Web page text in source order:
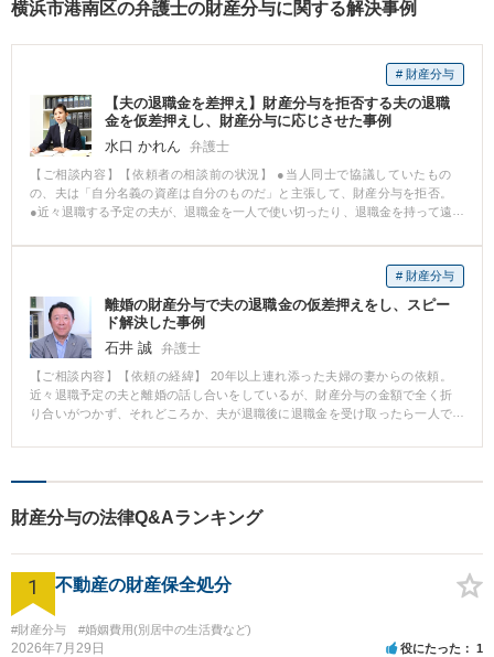
横浜市港南区の弁護士の財産分与に関する解決事例
# 財産分与
【夫の退職金を差押え】財産分与を拒否する夫の退職
金を仮差押えし、財産分与に応じさせた事例
水口 かれん
弁護士
【ご相談内容】【依頼者の相談前の状況】 ●当人同士で協議していたもの
の、夫は「自分名義の資産は自分のものだ」と主張して、財産分与を拒否。
●近々退職する予定の夫が、退職金を一人で使い切ったり、退職金を持って遠
頼。 【解決方法、弁護士が果たした役割】 離婚調停ではなく、まず夫の退職
金を仮差押えするという方針を立て、実行した。 【結果】 ●裁判所が夫の退
職金を仮差押えすることを認めた。 ●退職金を受け取ることができなくなっ
た夫は、観念し、その後、妻に対して財産分与することに素直に同意した。
【解決のポイント】 ●一般的にはまずは離婚調停を申し立て、それでもダメ
な場合は離婚訴訟を提起するという手段をとります。 ●しかし離婚調停や離
婚訴訟は時間がかかりますので、本件ではその間に夫の退職時期が来てしま
います。 ●仮に離婚裁判で勝っても、その前に夫が退職金を使い切ってしま
えば、依頼者は十分な金銭を得ることができなくなってしまいます。 ●そこ
で、弁護士は、離婚調停ではなく、まず夫の退職金を仮差押えするという方
# 財産分与
離婚の財産分与で夫の退職金の仮差押えをし、スピー
ド解決した事例
石井 誠 弁護士
【ご相談内容】【依頼の経緯】 20年以上連れ添った夫婦の妻からの依頼。
近々退職予定の夫と離婚の話し合いをしているが、財産分与の金額で全く折
り合いがつかず、それどころか、夫が退職後に退職金を受け取ったら一人で
で、当事務所を訪問し弁護士と相談するに至った。 【当事務所の対応】 夫の
職時にもらう予定の退職金を仮差押えすることにした。 裁判所に提出する申
立書には、夫が退職金を財産分与の対象とすることを争っていること、それ
押え命令が出され、仮差押え命令が解除されない限り、夫は会社から退職金
を支払ってもらえない状態となった。 その後に、弁護士が妻の代理人となっ
て、夫との離婚協議を再開した。観念した夫は、妻の要求額に近い金額を分
与することに同意し、無事に協議離婚が成立した。
財産分与の法律Q&Aランキング
1 不動産の財産保全処分
#財産分与 #婚姻費用(別居中の生活費など)
2026年7月29日 役にたった 1